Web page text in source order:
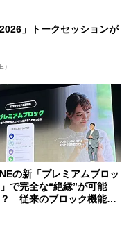
」トークセッションが
の新「プレミアムブロッ
で完全な“絶縁”が可能
従来のブロック機能と